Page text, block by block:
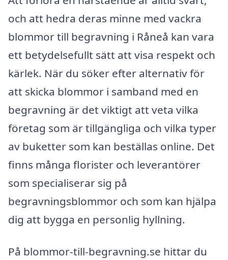
och att hedra deras minne med vackra
blommor till begravning i Råneå kan vara
ett betydelsefullt sätt att visa respekt och
kärlek. När du söker efter alternativ för
att skicka blommor i samband med en
begravning är det viktigt att veta vilka
företag som är tillgängliga och vilka typer
av buketter som kan beställas online. Det
finns många florister och leverantörer
som specialiserar sig på
begravningsblommor och som kan hjälpa
dig att bygga en personlig hyllning.
På blommor-till-begravning.se hittar du